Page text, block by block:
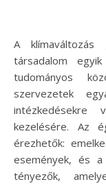
A klímaváltozás globális kihívása, amely a modern
társadalom
tudományos
szervezetek
kezelésére. Az
érezhetők:
események, és
tényezők,